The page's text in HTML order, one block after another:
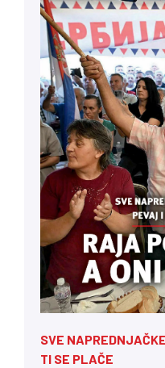
SVE
TI SE PLAČE